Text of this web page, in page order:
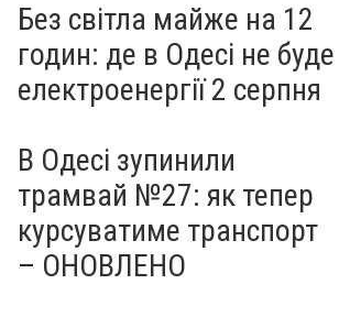
Без світла майже на 12
годин: де в Одесі не буде
електроенергії 2 серпня
В Одесі зупинили
трамвай №27: як тепер
курсуватиме транспорт
– ОНОВЛЕНО